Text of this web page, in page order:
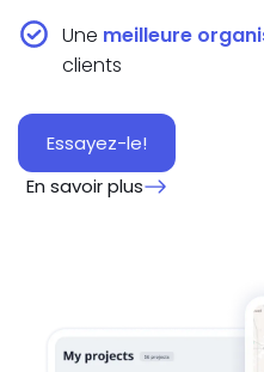
Une meilleure
clients
Essayez-le!
En savoir plus